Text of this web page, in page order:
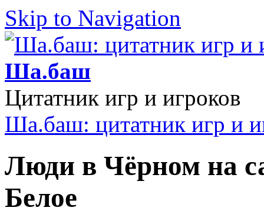
Skip to Navigation
Ша.баш
Цитатник игр и игроков
Ша.баш: цитатник игр и
Люди в Чёрном на
Белое